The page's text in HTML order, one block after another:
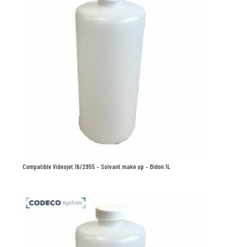
Compatible Videojet 16/2955 – Solvant make up – Bidon 1L